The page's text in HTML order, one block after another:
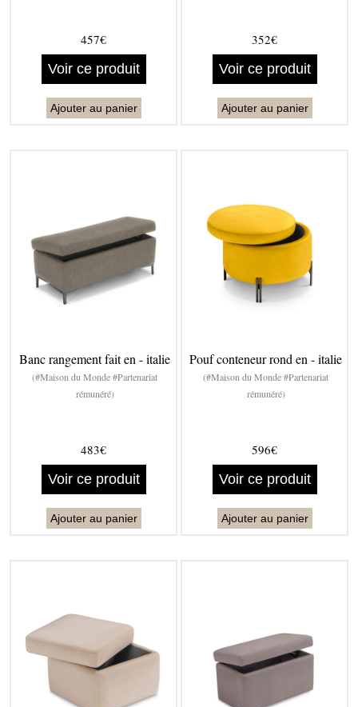
457€
Voir ce produit
Ajouter au panier
352€
Voir ce produit
Ajouter au panier
Banc rangement fait en - italie
(#Maison du Monde #Partenariat
rémunéré)
483€
Voir ce produit
Ajouter au panier
Pouf conteneur rond en - italie
(#Maison du Monde #Partenariat
rémunéré)
596€
Voir ce produit
Ajouter au panier